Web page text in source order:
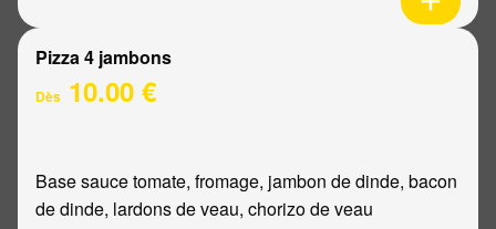
Pizza 4 jambons
Dès 10.00 €
Base sauce tomate, fromage, jambon de dinde, bacon
de dinde, lardons de veau, chorizo de veau